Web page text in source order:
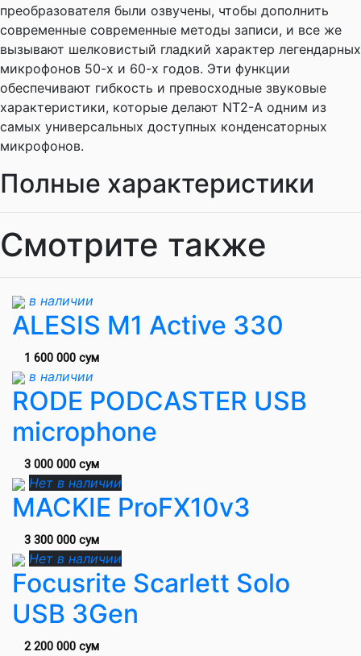
преобразователя были озвучены, чтобы дополнить
современные современные методы записи, и все же
вызывают шелковистый гладкий характер легендарных
микрофонов 50-х и 60-х годов. Эти функции
обеспечивают гибкость и превосходные звуковые
характеристики, которые делают NT2-A одним из
самых универсальных доступных конденсаторных
микрофонов.
Полные характеристики
Смотрите также
в наличии
ALESIS M1 Active 330
1 600 000 сум
в наличии
RODE PODCASTER USB
microphone
3 000 000 сум
Нет в наличии
MACKIE ProFX10v3
3 300 000 сум
Нет в наличии
Focusrite Scarlett Solo
USB 3Gen
2 200 000 сум